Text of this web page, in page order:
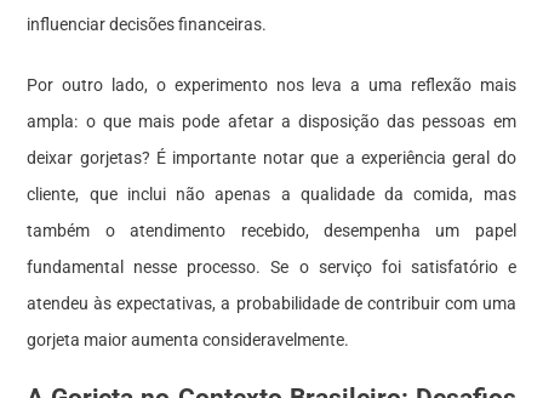
influenciar decisões financeiras.
Por outro lado, o experimento nos leva a uma reflexão mais
ampla: o que mais pode afetar a disposição das pessoas em
deixar gorjetas? É importante notar que a experiência geral do
cliente, que inclui não apenas a qualidade da comida, mas
também o atendimento recebido, desempenha um papel
fundamental nesse processo. Se o serviço foi satisfatório e
atendeu às expectativas, a probabilidade de contribuir com uma
gorjeta maior aumenta consideravelmente.